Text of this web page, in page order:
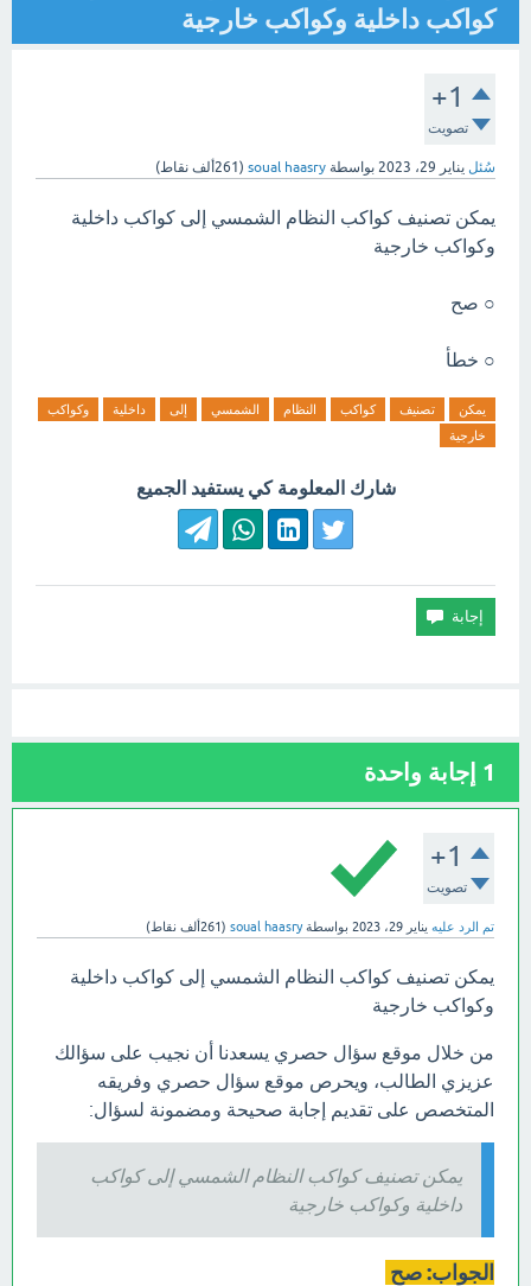
كواكب داخلية وكواكب خارجية
+1
تصويت
سُئل يناير 29، 2023 بواسطة soual haasry
( 261ألف نقاط)
يمكن تصنيف كواكب النظام الشمسي إلى كواكب داخلية
وكواكب خارجية
○ صح
○ خطأ
يمكن تصنيف كواكب النظام الشمسي إلى داخلية
وكواكب
خارجية
شارك المعلومة كي يستفيد الجميع
1 إجابة واحدة
+1
تصويت
تم الرد عليه يناير 29، 2023 بواسطةsoual haasry
(261ألف نقاط)
يمكن تصنيف كواكب النظام الشمسي إلى كواكب داخلية
وكواكب خارجية
من خلال موقع سؤال حصري يسعدنا أن نجيب على سؤالك
عزيزي الطالب، ويحرص موقع سؤال حصري وفريقه
المتخصص على تقديم إجابة صحيحة ومضمونة لسؤال:
يمكن تصنيف كواكب النظام الشمسي إلى كواكب
داخلية وكواكب خارجية
الجواب: صح